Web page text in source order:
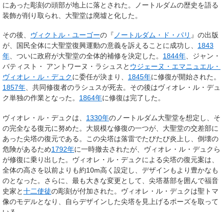
にあった彫刻の頭部が地上に落とされた。ノートルダムの歴史を語る
装飾が削り取られ、大聖堂は廃墟と化した。
その後、 ヴィクトル・ユーゴーの『 ノートルダム・ド・パリ 』の出版
が、国民全体に大聖堂復興運動の意義を訴えることに成功し、 1843
年 、ついに政府が大聖堂の全体的補修を決定した。 1844年 、ジャン・
バティスト・ アントワーヌ・ラシュスと ウジェーヌ・エマニュエル・
ヴィオレ・ル・デュクに委任が決まり、 1845年に修復が開始された。
1857年 、共同修復者のラシュスが死去。その後はヴィオレ・ル・デュ
ク単独の作業となった。 1864年に修復は完了した。
ヴィオレ・ル・デュクは、 1330年のノートルダム大聖堂を想定し、そ
の完全なる復元に努めた。大規模な修復の一つが、大聖堂の交差部に
あった尖塔の復元である。この尖塔は落雷でたびたび炎上し、倒壊の
危険があるため1792年に一時撤去されたが、ヴィオレ・ル・デュクら
が修復に乗り出した。ヴィオレ・ル・デュクによる尖塔の復元案は、
全体の高さを以前よりも約10m高く設定し、デザインもより豊かなも
のとなった。さらに、最も大きな変更として、尖塔基部を囲んで福音
史家と十二使徒の彫刻が付加された。ヴィオレ・ル・デュクは聖トマ
像のモデルとなり、自らデザインした尖塔を見上げるポーズを取って